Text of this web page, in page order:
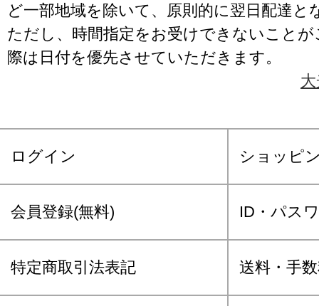
ど一部地域を除いて、原則的に翌日配達と
ただし、時間指定をお受けできないこと
際は日付を優先させていただきます。
ログイン ショッピ
会員登録(無料) ID・パス
特定商取引法表記 送料・手